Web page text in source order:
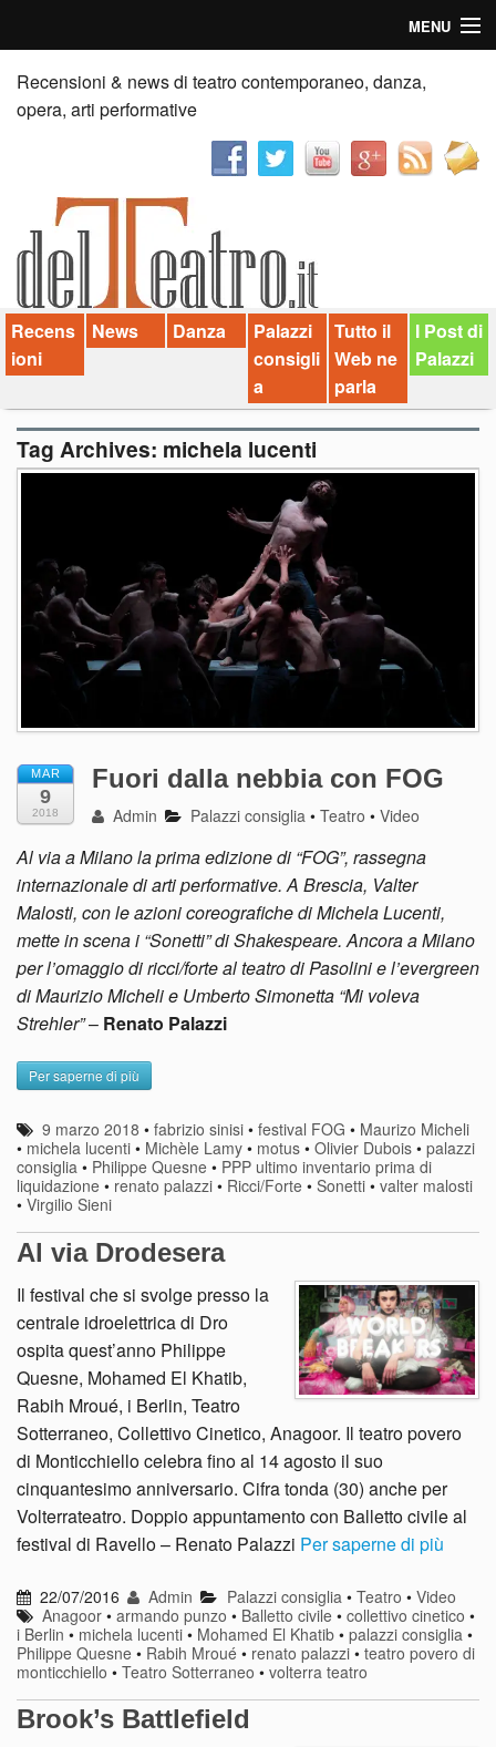
MENU
Home
Recensioni
News
Palazzi consiglia
Video
Chi siamo
Contatti
Recensioni & news di teatro contemporaneo, danza,
opera, arti performative
Recens
ioni
News Danza
Palazzi
consigli
a
Tutto il
Web ne
parla
I Post di
Palazzi
Tag Archives: michela lucenti
MAR
9
2018
Fuori dalla nebbia con FOG
Admin Palazzi consiglia •Teatro •Video
Al via a Milano la prima edizione di “FOG”, rassegna
internazionale di arti performative. A Brescia, Valter
Malosti, con le azioni coreografiche di Michela Lucenti,
mette in scena i “Sonetti” di Shakespeare. Ancora a Milano
per l’omaggio di ricci/forte al teatro di Pasolini e l’evergreen
di Maurizio Micheli e Umberto Simonetta “Mi voleva
Strehler”– Renato Palazzi
Per saperne di più
9 marzo 2018 •fabrizio sinisi •festival FOG • Maurizo Micheli
• michela lucenti • Michèle Lamy • motus • Olivier Dubois • palazzi
consiglia • Philippe Quesne • PPP ultimo inventario prima di
liquidazione • renato palazzi • Ricci/Forte • Sonetti • valter malosti
• Virgilio Sieni
Al via Drodesera
Il festival che si svolge presso la
centrale idroelettrica di Dro
ospita quest’anno Philippe
Quesne, Mohamed El Khatib,
Rabih Mroué, i Berlin, Teatro
Sotterraneo, Collettivo Cinetico, Anagoor. Il teatro povero
di Monticchiello celebra fino al 14 agosto il suo
cinquantesimo anniversario. Cifra tonda (30) anche per
Volterrateatro. Doppio appuntamento con Balletto civile al
festival di Ravello – Renato Palazzi Per saperne di più
22/07/2016 Admin Palazzi consiglia • Teatro • Video
Anagoor •armando punzo • Balletto civile •collettivo cinetico •
i Berlin • michela lucenti • Mohamed El Khatib • palazzi consiglia •
Philippe Quesne • Rabih Mroué • renato palazzi • teatro povero di
monticchiello • Teatro Sotterraneo • volterra teatro
Brook’s Battlefield